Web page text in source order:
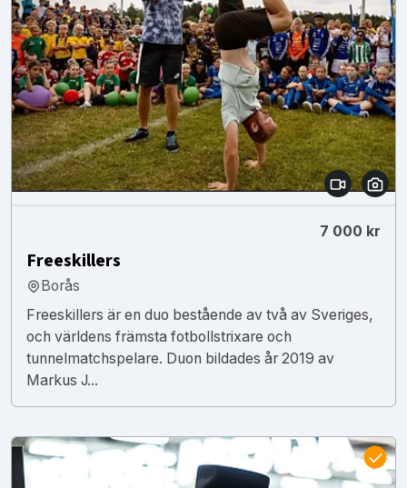
7 000 kr
Freeskillers
Borås
Freeskillers är en duo bestående av två av Sveriges,
och världens främsta fotbollstrixare och
tunnelmatchspelare. Duon bildades år 2019 av
Markus J...